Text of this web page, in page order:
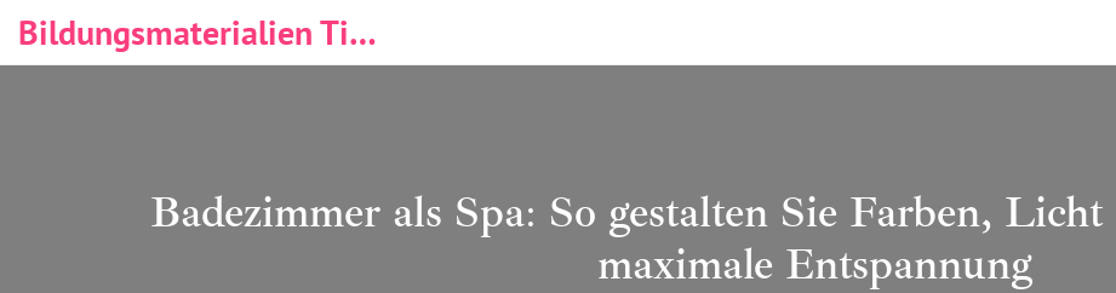
Bildungsmaterialien Tischlerei & Immobilien
Badezimmer als Spa: So gestalten Sie Farben,
maximale Entspannung